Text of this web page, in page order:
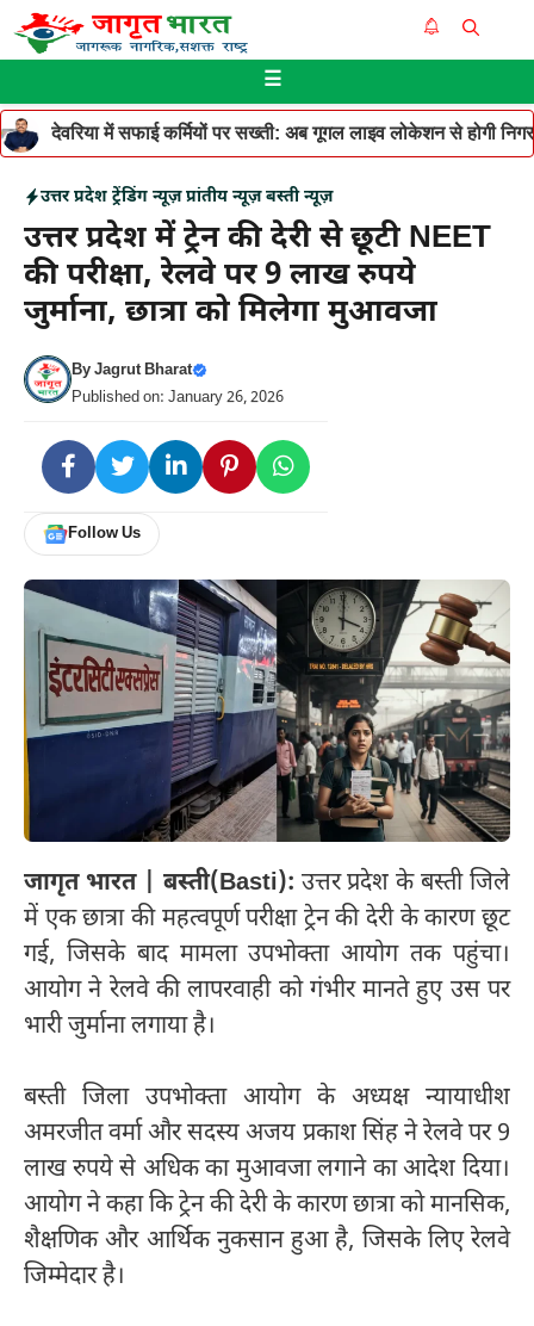
Skip
to
☰
देवरिया में सफाई कर्मियों पर सख्ती: अब गूगल लाइव लोकेशन से होगी
उत्तर प्रदेश ट्रेंडिंग न्यूज़ प्रांतीय न्यूज़ बस्ती न्यूज़
उत्तर प्रदेश में ट्रेन की देरी से छूटी NEET
की परीक्षा, रेलवे पर 9 लाख रुपये
जुर्माना, छात्रा को मिलेगा मुआवजा
ByJagrut Bharat
Published on: January 26, 2026
Follow Us
जागृत भारत | बस्ती(Basti): उत्तर प्रदेश के बस्ती जिले
में एक छात्रा की महत्वपूर्ण परीक्षा ट्रेन की देरी के कारण छूट
गई, जिसके बाद मामला उपभोक्ता आयोग तक पहुंचा।
आयोग ने रेलवे की लापरवाही को गंभीर मानते हुए उस पर
भारी जुर्माना लगाया है।
बस्ती जिला उपभोक्ता आयोग के अध्यक्ष न्यायाधीश
अमरजीत वर्मा और सदस्य अजय प्रकाश सिंह ने रेलवे पर 9
लाख रुपये से अधिक का मुआवजा लगाने का आदेश दिया।
आयोग ने कहा कि ट्रेन की देरी के कारण छात्रा को मानसिक,
शैक्षणिक और आर्थिक नुकसान हुआ है, जिसके लिए रेलवे
जिम्मेदार है।